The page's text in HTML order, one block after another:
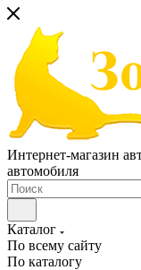
Интернет-магазин
автомобиля
Каталог
По всему сайту
По каталогу